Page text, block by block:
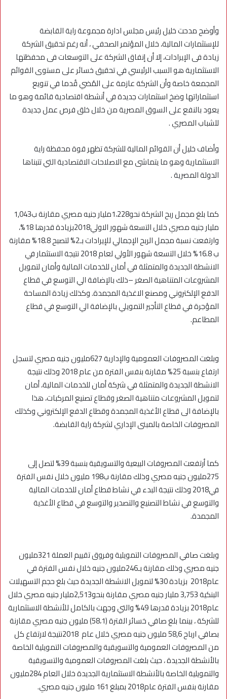
وأوضح مدحت خليل رئيس مجلس ادارة مجموعة راية القابضة
للإستثمارات المالية، خلال المؤتمر الصحفي ، أنه رغم تحقيق الشركة
زيادة فى الإيرادات، إلا أن إنفاق الشركة على التوسعات فى محفظتها
الاستثمارية هو السبب الرئيسي في تحقيق خسائر على مستوى القوائم
المجمعة خاصة وأن الشركة عازمة على المُضي قُدما في تنويع
استثماراتها وضخ استثمارات جديدة في أنشطة اقتصادية قائمة وهو ما
يعود بالنفع على السوق المصرية من خلال خلق فرص عمل جديدة
للشباب المصري .
وأضاف خليل أن القوائم المالية للشركة تظهر قوة محفظة راية
الاستثمارية وهو ما يتماشى مع الاصلاحات الاقتصادية التي تتبناها
الدولة المصرية .
كما بلغ مجمل ربح الشركة نحو1،228مليار جنيه مصري مقارنة ب1,043
مليار جنيه مصري خلال التسعة شهور الاولي2018بزيادة قدرها 18%،
وارتفعت نسبة مجمل الربح الإجمالي للإيرادات بـ2% لتصبح 18.8% مقارنة
ب 16.8% خلال التسعة شهور الأولي لعام 2018 نتيجة الاستثمار في
الانشطة الجديدة والمتمثلة في أمان للخدمات المالية وأمان لتمويل
المشروعات المتناهية الصغر –ذلك بالإضافة الي التوسع في قطاع
الدفع الإلكتروني ومصنع الاغذية المجمدة. وكذلك زيادة المساحة
المؤجرة في قطاع التأجير التمويلي بالإضافة الي التوسع في قطاع
المطاعم.
وبلغت المصروفات العمومية والإدارية 627مليون جنيه مصري لتسجل
ارتفاع بنسبة 25% مقارنة بنفس الفترة من عام 2018 وذلك نتيجة
الانشطة الجديدة والمتمثلة في شركة أمان للخدمات المالية، أمان
لتمويل المشروعات متناهية الصغر وقطاع تصنيع المركبات، هذا
بالإضافة الى قطاع الأغذية المجمدة وقطاع الدفع الإلكتروني وكذلك
المصروفات الخاصة بالمبنى الإداري لشركة راية القابضة.
كما أرتفعت المصروفات البيعية والتسويقية بنسبة 39% لتصل إلى
275مليون جنيه مصري وذلك مقارنة ب198 مليون خلال نفس الفترة
في2018 وذلك نتيجة البدء في نشاط قطاع أمان للخدمات المالية
والتوسع في نشاط التصنيع والتصدير والتوسع في قطاع الأغذية
المجمدة.
وبلغت صافي المصروفات التمويلية وفروق تقييم العملة 321مليون
جنيه مصري وذلك مقارنة بـ246مليون جنيه خلال نفس الفترة في
عام2018 بزيادة 30% لتمويل الانشطة الجديدة حيث بلغ حجم التسهيلات
البنكية 3,753 مليار جنيه مصري مقارنة بنحو2,513مليار جنيه مصري خلال
عام2018 بزيادة قدرها 49% والتي وجهت بالكامل للأنشطة الاستثمارية
للشركة ، بينما بلغ صافي خسائر الفترة (58،1) مليون جنيه مصري مقارنة
بصافي ارباح 58,6 مليون جنيه مصري خلال عام 2018نتيجة لارتفاع كل
من المصروفات العمومية والتسويقية والمصروفات التمويلية الخاصة
بالأنشطة الجديدة ، حيث بلغت المصروفات العمومية والتسويقية
والتمويلية الخاصة بالأنشطة الاستثمارية الجديدة خلال العام 284مليون
مقارنة بنفس الفترة عام2018 بمبلغ 161 مليون جنيه مصري.